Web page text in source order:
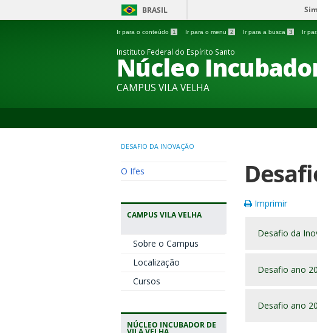
BRASIL
Ir para o conteúdo 1 Ir para o menu 2 Ir para a busca 3 Ir
Instituto Federal do Espírito Santo
Núcleo
CAMPUS VILA VELHA
DESAFIO DA INOVAÇÃO
O Ifes
CAMPUS VILA VELHA
Sobre o Campus
Localização
Cursos
NÚCLEO INCUBADOR DE
Imprimir
Desafio da
Desafio ano
Desafio ano